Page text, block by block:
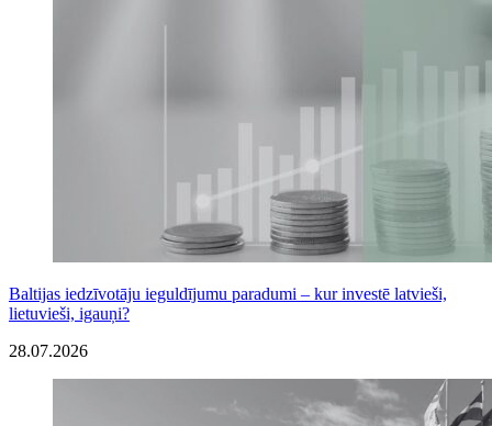
Baltijas iedzīvotāju ieguldījumu paradumi – kur investē latvieši,
lietuvieši, igauņi?
28.07.2026